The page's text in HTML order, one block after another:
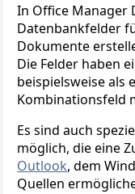
In Office Manager
Datenbankfelder
Dokumente
Die Felder haben
beispielsweise als
Kombinationsfeld
Es sind auch
möglich, die eine
Outlook, dem
Quellen